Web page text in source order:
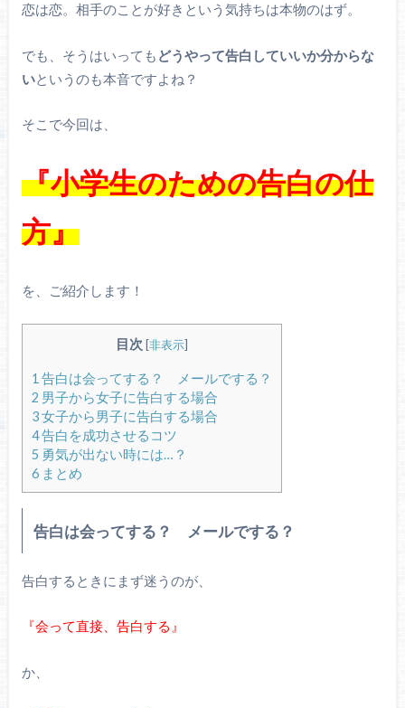
恋は恋。相手のことが好きという気持ちは本物のはず。
でも、そうはいっても どうやって告白していいか分からな
いというのも本音ですよね？
そこで今回は、
『小学生のための告白の仕
方』
を、ご紹介します！
目次 [非表示]
1 告白は会ってする？ メールでする？
2 男子から女子に告白する場合
3女子から男子に告白する場合
4告白を成功させるコツ
5 勇気が出ない時には…？
6まとめ
告白は会ってする？ メールでする？
告白するときにまず迷うのが、
『会って直接、告白する』
か、